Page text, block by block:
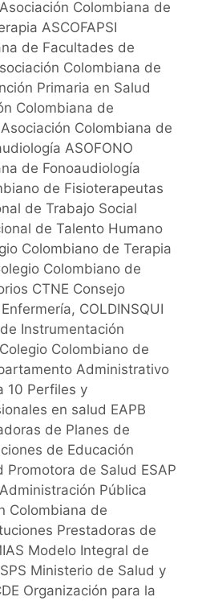
Colombiana de
ASCOFAPSI
de Facultades de
Colombiana de
Primaria en Salud
Colombiana de
Colombiana de
ASOFONO
de Fonoaudiología
de Fisioterapeutas
de Trabajo Social
de Talento Humano
Colombiano de Terapia
Colombiano de
CTNE Consejo
COLDINSQUI
Instrumentación
Colombiano de
Administrativo
10 Perfiles y
en salud EAPB
de Planes de
de Educación
Promotora de Salud ESAP
Pública
Colombiana de
Prestadoras de
Modelo Integral de
Ministerio de Salud y
Organización para la